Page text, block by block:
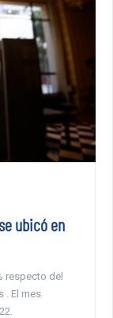
ubicó en
respecto del
. El mes